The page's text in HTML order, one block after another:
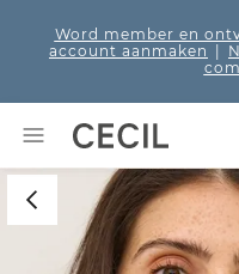
Word member en
account aanmaken